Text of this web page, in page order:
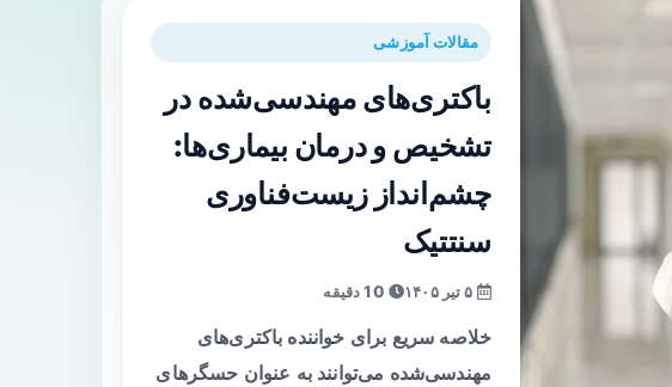
مقالات آموزشی
باکتری‌های مهندسی‌شده در
تشخیص و درمان بیماری‌ها:
چشم‌انداز زیست‌فناوری
سنتتیک
خلاصه سریع برای خواننده باکتری‌های
مهندسی‌شده می‌توانند به عنوان حسگرهای